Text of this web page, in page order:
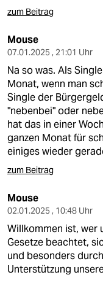
zum Beitrag
Mouse
07.01.2025 , 21:01 Uhr
Na so was. Als
Monat, wenn man
Single der
"nebenbei" oder
hat das in einer
ganzen Monat für
einiges wieder
zum Beitrag
Mouse
02.01.2025 , 10:48 Uhr
Willkommen ist, wer
Gesetze beachtet,
und besonders
Unterstützung